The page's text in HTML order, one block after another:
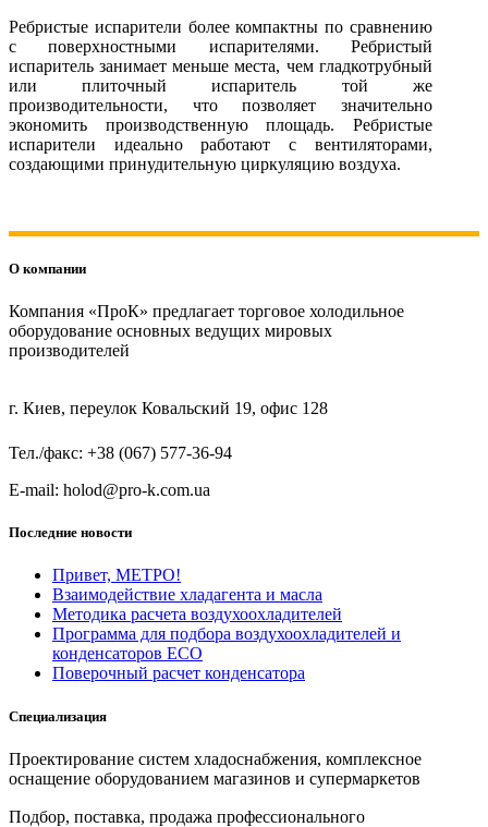
Ребристые испарители более компактны по сравнению
с поверхностными испарителями. Ребристый
испаритель занимает меньше места, чем гладкотрубный
или плиточный испаритель той же
производительности, что позволяет значительно
экономить производственную площадь. Ребристые
испарители идеально работают с вентиляторами,
создающими принудительную циркуляцию воздуха.
О компании
Компания «ПроК» предлагает торговое холодильное
оборудование основных ведущих мировых
производителей
г. Киев, переулок Ковальский 19, офис 128
Тел./факс: +38 (067) 577-36-94
E-mail: holod@pro-k.com.ua
Последние новости
Привет, МЕТРО!
Взаимодействие хладагента и масла
Методика расчета воздухоохладителей
Программа для подбора воздухоохладителей и
конденсаторов ECO
Поверочный расчет конденсатора
Специализация
Проектирование систем хладоснабжения, комплексное
оснащение оборудованием магазинов и супермаркетов
Подбор, поставка, продажа профессионального